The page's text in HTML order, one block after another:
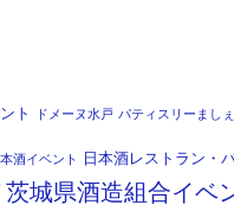
ト ドメーヌ水戸 パティスリーまし
酒イベント 日本酒レストラン・
茨城県酒造組合イベ